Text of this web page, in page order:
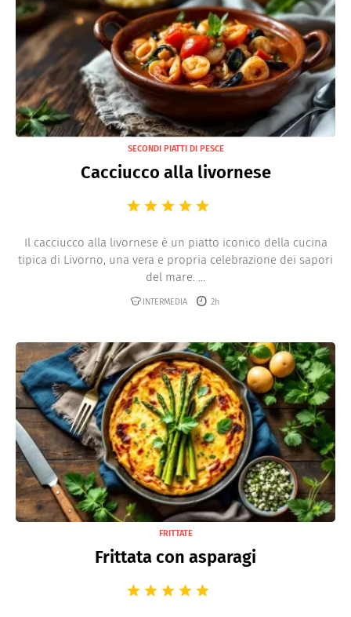
SECONDI PIATTI DI PESCE
Cacciucco alla livornese
Il cacciucco alla livornese è un piatto iconico della cucina
tipica di Livorno, una vera e propria celebrazione dei sapori
del mare. ...
INTERMEDIA 2h
FRITTATE
Frittata con asparagi